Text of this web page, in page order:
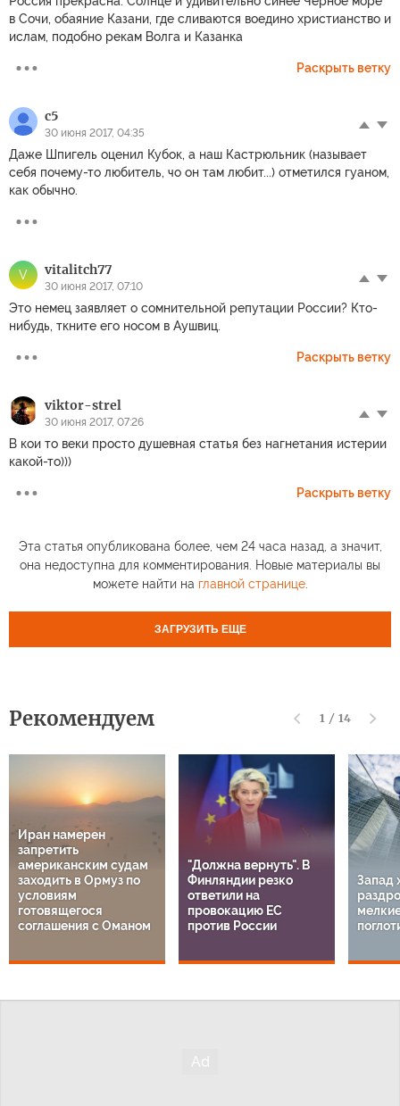
в Сочи, обаяние Казани, где сливаются воедино христианство и
ислам, подобно рекам Волга и Казанка
Раскрыть ветку
c5
30 июня 2017, 04:35
Даже Шпигель оценил Кубок, а наш Кастрюльник (называет
себя почему-то любитель, чо он там любит...) отметился гуаном,
как обычно.
V vitalitch77
30 июня 2017, 07:10
Это немец заявляет о сомнительной репутации России? Кто-
нибудь, ткните его носом в Аушвиц.
Раскрыть ветку
viktor-strel
30 июня 2017, 07:26
В кои то веки просто душевная статья без нагнетания истерии
какой-то)))
Раскрыть ветку
Эта статья опубликована более, чем 24 часа назад, а значит,
она недоступна для комментирования. Новые материалы вы
можете найти на главной странице.
ЗАГРУЗИТЬ ЕЩЕ
Рекомендуем 1 / 14
Иран намерен
запретить
американским судам
заходить в Ормуз по
условиям
готовящегося
соглашения с Оманом
"Должна вернуть". В
Финляндии резко
ответили на
провокацию ЕС
против России
Запад